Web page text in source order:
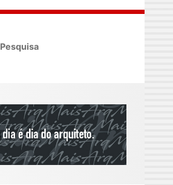
Pesquisa